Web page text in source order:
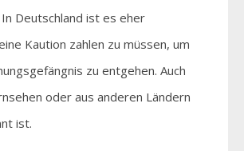
Deutschland ist es eher
Kaution zahlen zu müssen, um
zu entgehen. Auch
oder aus anderen Ländern
ist.